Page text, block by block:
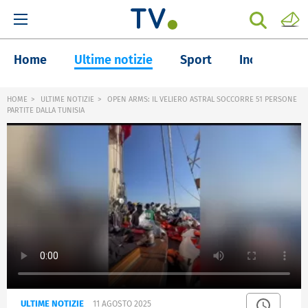
Home Ultime notizie Sport Inchieste
HOME ULTIME NOTIZIE
OPEN ARMS: IL VELIERO ASTRAL SOCCORRE 51 PERSONE
PARTITE DALLA TUNISIA
ULTIME NOTIZIE 11 AGOSTO 2025